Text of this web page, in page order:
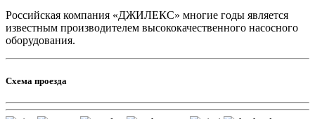
Российская компания «ДЖИЛЕКС» многие годы является
известным производителем высококачественного насосного
оборудования.
Схема проезда